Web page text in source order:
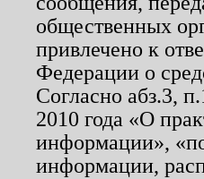
общественных
привлечено к
Федерации о
Согласно абз.3,
2010 года «О
информации»,
информации,